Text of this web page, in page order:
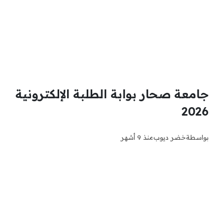
جامعة صحار بوابة الطلبة الإلكترونية
2026
بواسطةخضر ديوبمنذ 9 أشهر